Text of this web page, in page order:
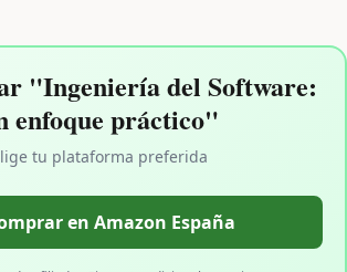
"Ingeniería del Software:
enfoque práctico"
tu plataforma preferida
en Amazon España